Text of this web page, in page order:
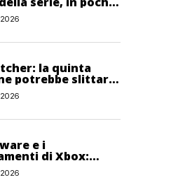
la quinta
potrebbe slittare
e i
di Xbox:
fare AAA con
personale”